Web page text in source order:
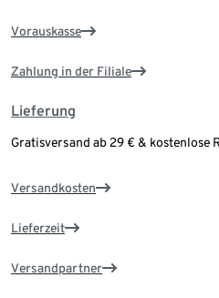
Vorauskasse
Zahlung in der Filiale
Lieferung
Gratisversand ab 29 € & kostenlose
Versandkosten
Lieferzeit
Versandpartner